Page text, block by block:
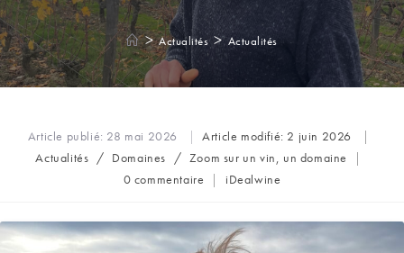
> Actualités > Actualités
Article publié: 28 mai 2026 Article modifié: 2 juin 2026
Post
Actualités / Domaines / Zoom sur un vin, un domaine
Commentaires
publication :
0 commentaire
Auteur/autrice
publication :
iDealwine